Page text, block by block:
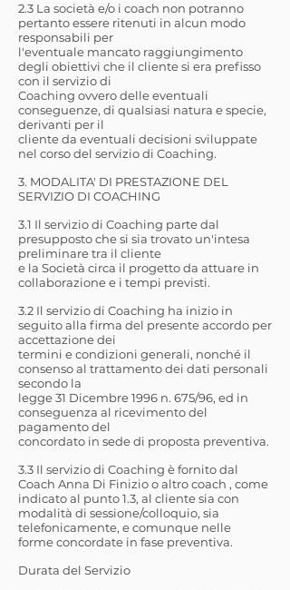
2.3 La società e/o i coach non potranno
pertanto essere ritenuti in alcun modo
responsabili per
l'eventuale mancato raggiungimento
degli obiettivi che il cliente si era prefisso
con il servizio di
Coaching ovvero delle eventuali
conseguenze, di qualsiasi natura e specie,
derivanti per il
cliente da eventuali decisioni sviluppate
nel corso del servizio di Coaching.
3. MODALITA' DI PRESTAZIONE DEL
SERVIZIO DI COACHING
3.1 Il servizio di Coaching parte dal
presupposto che si sia trovato un'intesa
preliminare tra il cliente
e la Società circa il progetto da attuare in
collaborazione e i tempi previsti.
3.2 Il servizio di Coaching ha inizio in
seguito alla firma del presente accordo per
accettazione dei
termini e condizioni generali, nonché il
consenso al trattamento dei dati personali
secondo la
legge 31 Dicembre 1996 n. 675/96, ed in
conseguenza al ricevimento del
pagamento del
concordato in sede di proposta preventiva.
3.3 Il servizio di Coaching è fornito dal
Coach Anna Di Finizio o altro coach , come
indicato al punto 1.3, al cliente sia con
modalità di sessione/colloquio, sia
telefonicamente, e comunque nelle
forme concordate in fase preventiva.
Durata del Servizio